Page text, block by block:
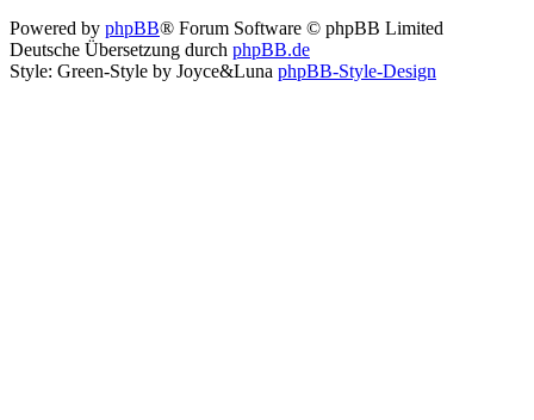
Powered by phpBB® Forum Software © phpBB Limited
Deutsche Übersetzung durch phpBB.de
Style: Green-Style by Joyce&Luna phpBB-Style-Design